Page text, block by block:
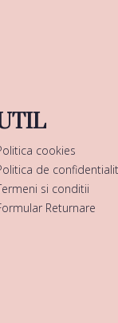
cookies
de
si conditii
Returnare